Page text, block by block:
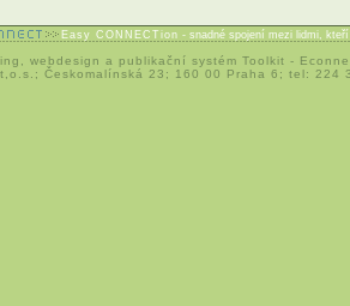
Easy CONNECTion - snadné spojení mezi lidmi,
webdesign a publikační systém Toolkit -
Českomalínská 23; 160 00 Praha 6; tel: 224